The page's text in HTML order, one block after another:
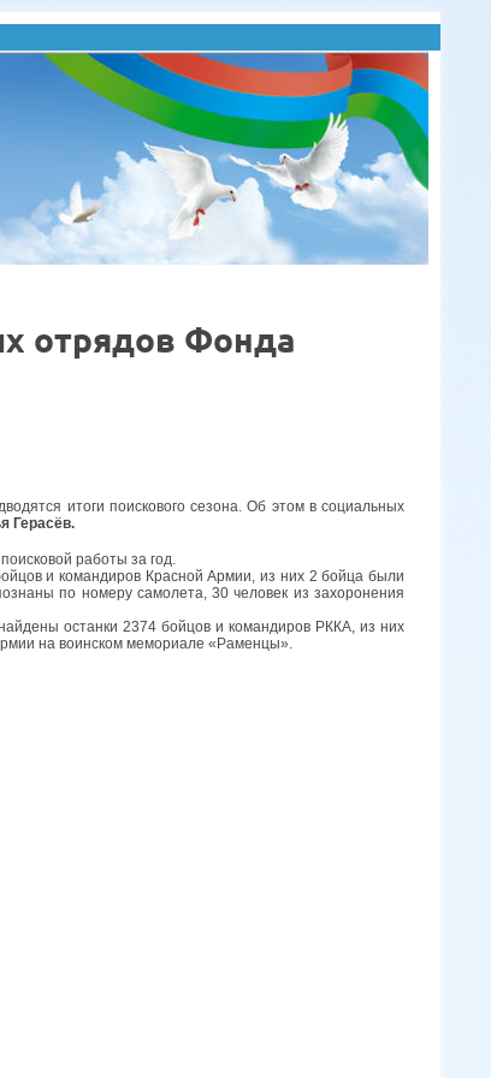
отрядов Фонда
итоги поискового сезона. Об этом в социальных
Герасёв.
работы за год.
и командиров Красной Армии, из них 2 бойца были
по номеру самолета, 30 человек из захоронения
останки 2374 бойцов и командиров РККА, из них
на воинском мемориале «Раменцы».